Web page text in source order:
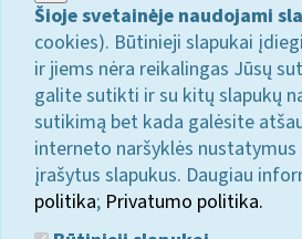
Šioje svetainėje naudojami
cookies). Būtinieji slapukai
ir jiems nėra reikalingas Jūsų
galite sutikti ir su kitų slapukų
sutikimą bet kada galėsite
interneto naršyklės
įrašytus slapukus. Daugiau
politika; Privatumo politika.